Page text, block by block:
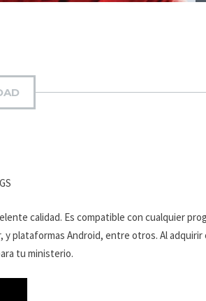
calidad. Es compatible con cualquier
plataformas Android, entre otros. Al
tu ministerio.